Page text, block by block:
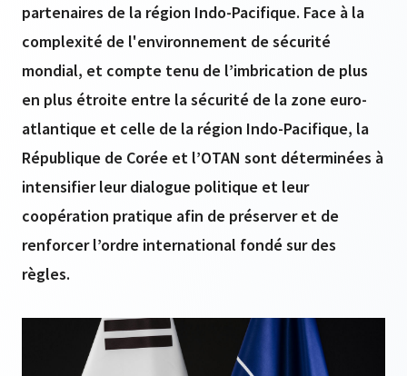
partenaires de la région Indo-Pacifique. Face à la
complexité de l'environnement de sécurité
mondial, et compte tenu de l’imbrication de plus
en plus étroite entre la sécurité de la zone euro-
atlantique et celle de la région Indo-Pacifique, la
République de Corée et l’OTAN sont déterminées à
intensifier leur dialogue politique et leur
coopération pratique afin de préserver et de
renforcer l’ordre international fondé sur des
règles.